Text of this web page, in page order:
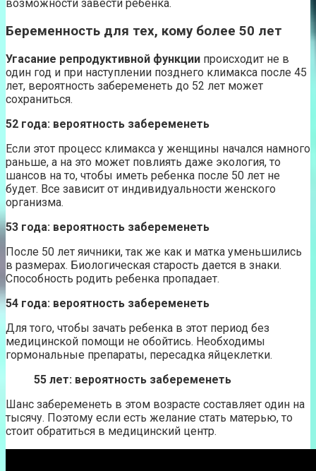
возможности завести ребенка.
Беременность для тех, кому более 50 лет
Угасание репродуктивной функции происходит не в
один год и при наступлении позднего климакса после 45
лет, вероятность забеременеть до 52 лет может
сохраниться.
52 года: вероятность забеременеть
Если этот процесс климакса у женщины начался намного
раньше, а на это может повлиять даже экология, то
шансов на то, чтобы иметь ребенка после 50 лет не
будет. Все зависит от индивидуальности женского
организма.
53 года: вероятность забеременеть
После 50 лет яичники, так же как и матка уменьшились
в размерах. Биологическая старость дается в знаки.
Способность родить ребенка пропадает.
54 года: вероятность забеременеть
Для того, чтобы зачать ребенка в этот период без
медицинской помощи не обойтись. Необходимы
гормональные препараты, пересадка яйцеклетки.
55 лет: вероятность забеременеть
Шанс забеременеть в этом возрасте составляет один на
тысячу. Поэтому если есть желание стать матерью, то
стоит обратиться в медицинский центр.